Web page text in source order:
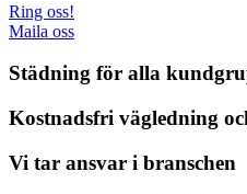
Ring oss!
Maila oss
Städning för alla
Kostnadsfri vägledning
Vi tar ansvar i branschen